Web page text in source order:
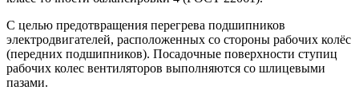
С целью предотвращения перегрева подшипников
электродвигателей, расположенных со стороны рабочих колёс
(передних подшипников). Посадочные поверхности ступиц
рабочих колес вентиляторов выполняются со шлицевыми
пазами.